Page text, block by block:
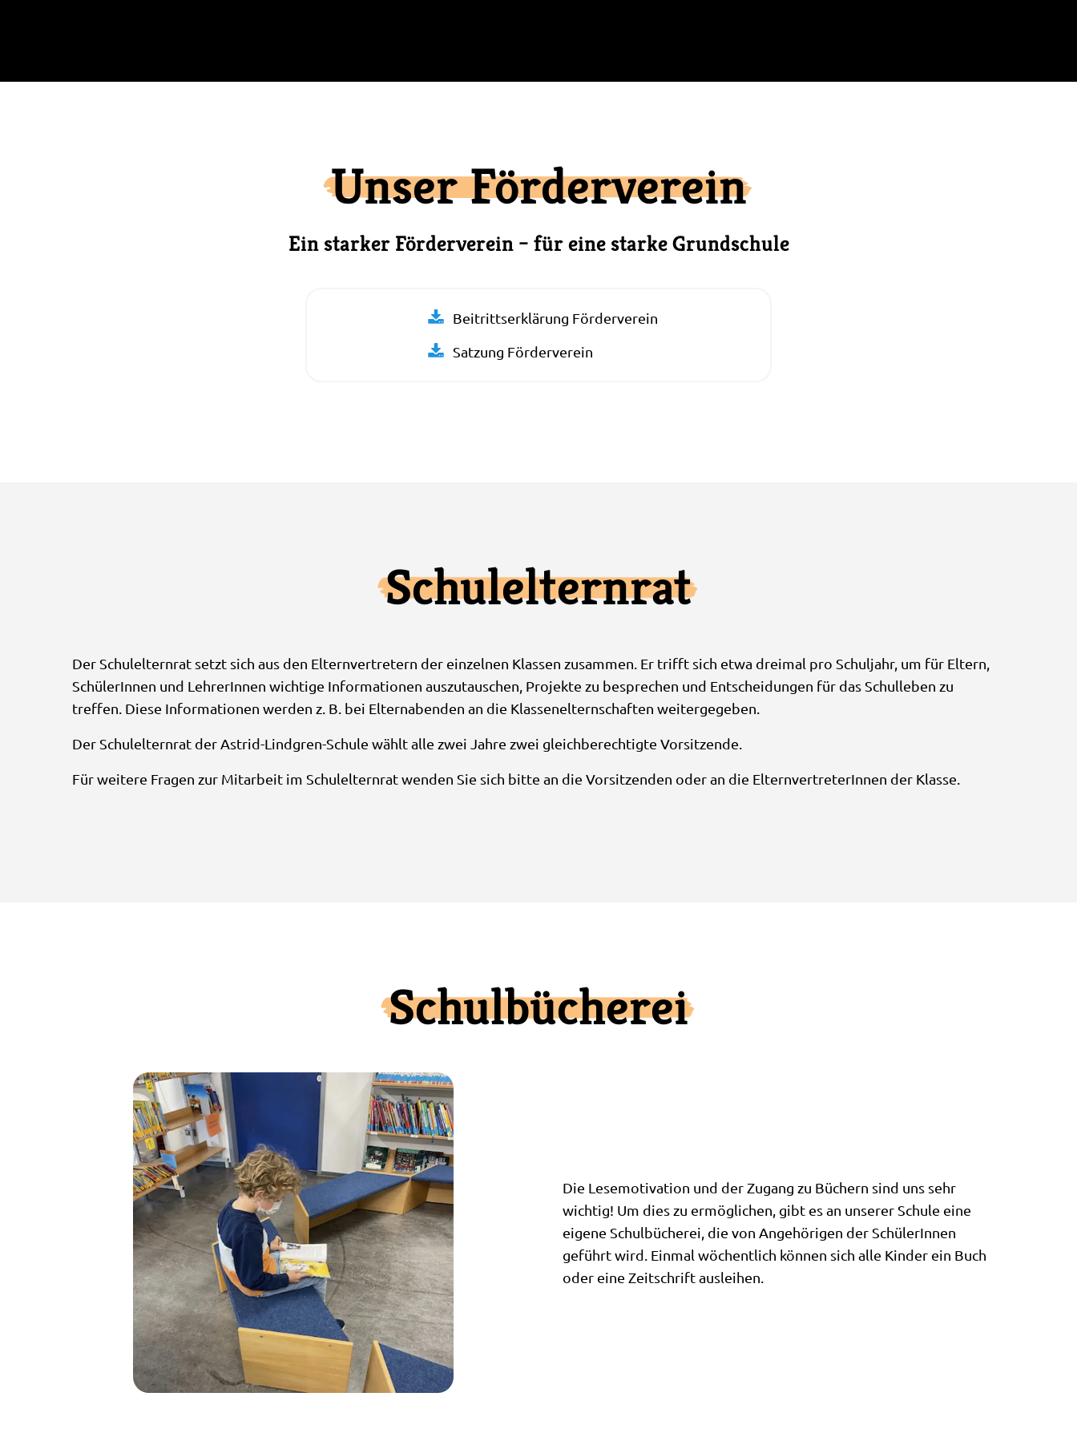
Unser Förderverein
Ein starker Förderverein – für eine starke Grundschule
Beitrittserklärung Förderverein
Satzung Förderverein
Schulelternrat
Der Schulelternrat setzt sich aus den Elternvertretern der einzelnen Klassen zusammen. Er trifft sich etwa dreimal pro Schuljahr, um für Eltern,
SchülerInnen und LehrerInnen wichtige Informationen auszutauschen, Projekte zu besprechen und Entscheidungen für das Schulleben zu
treffen. Diese Informationen werden z. B. bei Elternabenden an die Klassenelternschaften weitergegeben.
Der Schulelternrat der Astrid-Lindgren-Schule wählt alle zwei Jahre zwei gleichberechtigte Vorsitzende.
Für weitere Fragen zur Mitarbeit im Schulelternrat wenden Sie sich bitte an die Vorsitzenden oder an die ElternvertreterInnen der Klasse.
Schulbücherei
Die Lesemotivation und der Zugang zu Büchern sind uns sehr
wichtig! Um dies zu ermöglichen, gibt es an unserer Schule eine
eigene Schulbücherei, die von Angehörigen der SchülerInnen
geführt wird. Einmal wöchentlich können sich alle Kinder ein Buch
oder eine Zeitschrift ausleihen.